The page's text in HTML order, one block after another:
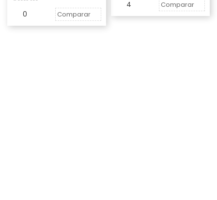
0 Comparar
4 Comparar